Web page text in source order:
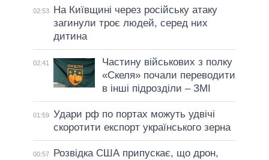
02:53
На Київщині через російську атаку
загинули троє людей, серед них
дитина
02:41
Частину військових з полку
«Скеля» почали переводити
в інші підрозділи – ЗМІ
01:59 Удари рф по портах можуть удвічі
скоротити експорт українського зерна
00:57
Розвідка США припускає, що дрон,